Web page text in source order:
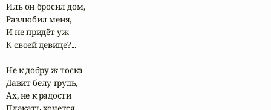
Иль он бросил дом,
Разлюбил меня,
И не придёт уж
К своей девице?...
Не к добру ж тоска
Давит белу грудь,
Ах, не к радости